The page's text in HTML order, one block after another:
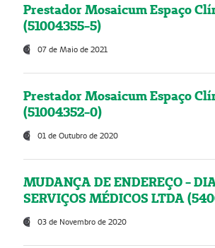
Prestador Mosaicum Espaço
(51004355-5)
07 de Maio de 2021
Prestador Mosaicum Espaço
(51004352-0)
01 de Outubro de 2020
MUDANÇA DE ENDEREÇO -
SERVIÇOS MÉDICOS LTDA
03 de Novembro de 2020